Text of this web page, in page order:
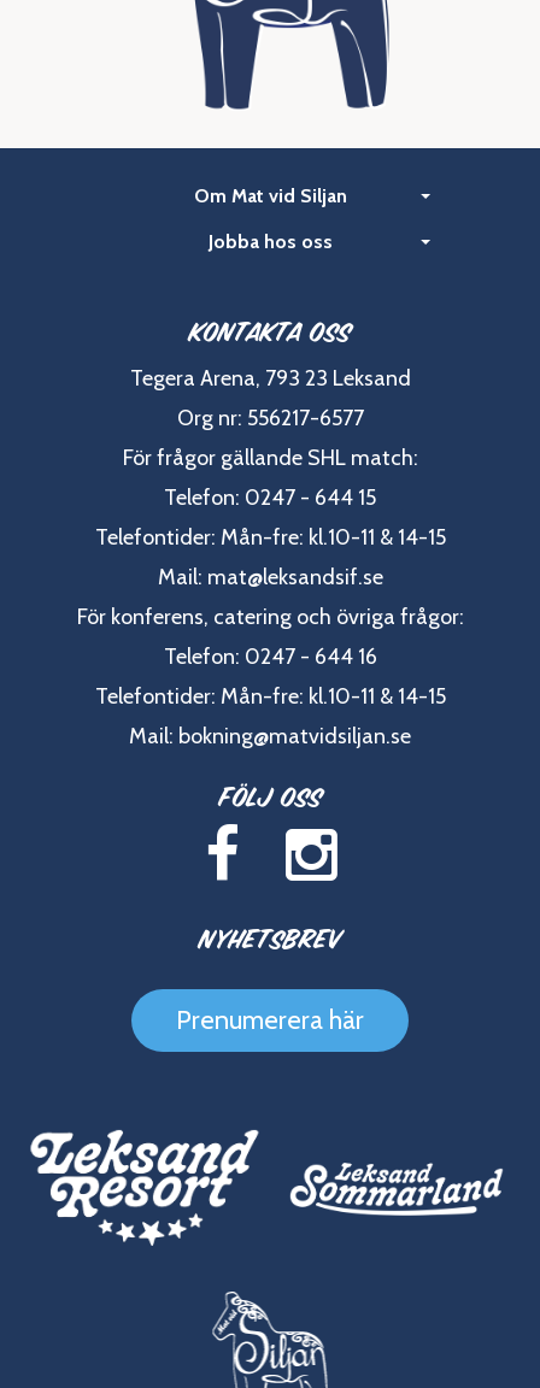
Om Mat vid Siljan
Jobba hos oss
Kontakta oss
Tegera Arena, 793 23 Leksand
Org nr: 556217-6577
För frågor gällande SHL match:
Telefon: 0247 - 644 15
Telefontider: Mån-fre: kl.10-11 & 14-15
Mail: mat@leksandsif.se
För konferens, catering och övriga frågor:
Telefon: 0247 - 644 16
Telefontider: Mån-fre: kl.10-11 & 14-15
Mail: bokning@matvidsiljan.se
Följ oss
Nyhetsbrev